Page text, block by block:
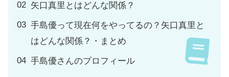
矢口真里とはどんな関係？
手島優って現在何をやってるの？矢口真里と
はどんな関係？・まとめ
手島優さんのプロフィール